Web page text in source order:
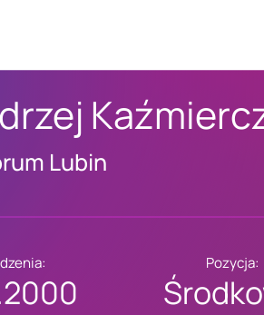
Lubin
Pozycja: